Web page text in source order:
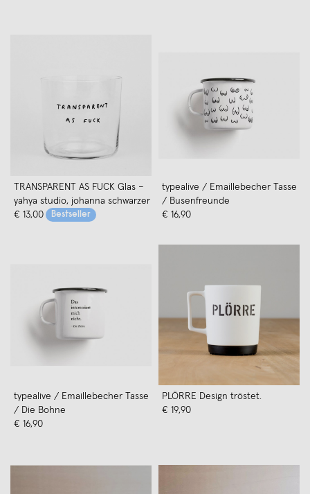
TRANSPARENT AS FUCK Glas –
yahya studio, johanna schwarzer
€ 13,00
Bestseller
typealive / Emaillebecher Tasse
/ Busenfreunde
€ 16,90
typealive / Emaillebecher Tasse
/ Die Bohne
€ 16,90
PLÖRRE Design tröstet.
€ 19,90